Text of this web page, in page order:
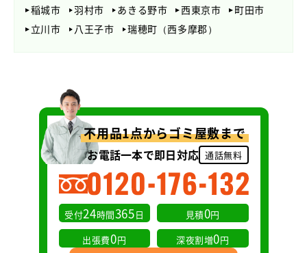
稲城市
羽村市 あきる野市 西東京市
町田市
立川市
八王子市 瑞穂町（西多摩郡）
不用品1点からゴミ屋敷まで
お電話一本で即日対応 通話無料
受付24時間365日 見積0円
出張費0円 深夜割増0円